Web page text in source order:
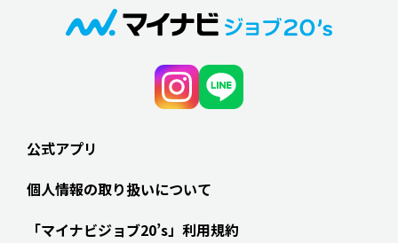
公式アプリ
個人情報の取り扱いについて
「マイナビジョブ20’s」利用規約